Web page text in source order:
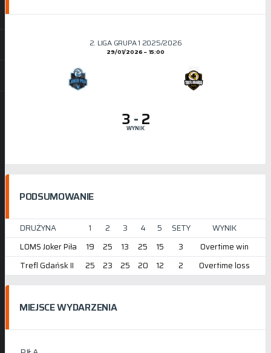
2. LIGA GRUPA 1 2025/2026
29/01/2026 15:00
3-2
WYNIK
PODSUMOWANIE
DRUŻYNA 1 2 3 4 5 SETY
WYNIK
LOMS Joker Piła
19 25 13 25 15 3
Overtime win
Trefl Gdańsk II
25 23 25 20 12 2 Overtime loss
MIEJSCE WYDARZENIA